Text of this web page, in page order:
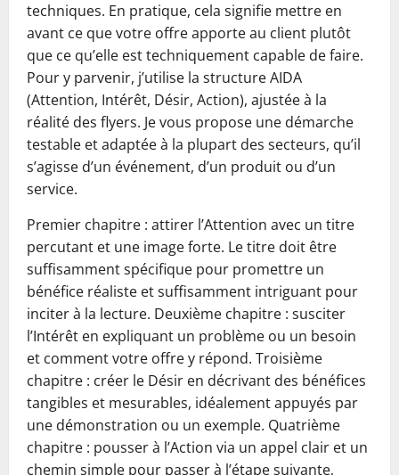
techniques. En pratique, cela signifie mettre en
avant ce que votre offre apporte au client plutôt
que ce qu’elle est techniquement capable de faire.
Pour y parvenir, j’utilise la structure AIDA
(Attention, Intérêt, Désir, Action), ajustée à la
réalité des flyers. Je vous propose une démarche
testable et adaptée à la plupart des secteurs, qu’il
s’agisse d’un événement, d’un produit ou d’un
service.
Premier chapitre : attirer l’Attention avec un titre
percutant et une image forte. Le titre doit être
suffisamment spécifique pour promettre un
bénéfice réaliste et suffisamment intriguant pour
inciter à la lecture. Deuxième chapitre : susciter
l’Intérêt en expliquant un problème ou un besoin
et comment votre offre y répond. Troisième
chapitre : créer le Désir en décrivant des bénéfices
tangibles et mesurables, idéalement appuyés par
une démonstration ou un exemple. Quatrième
chapitre : pousser à l’Action via un appel clair et un
chemin simple pour passer à l’étape suivante,